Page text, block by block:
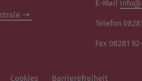
E-Mail
Telefon
Fax 08281
Cookies Barrierefreiheit